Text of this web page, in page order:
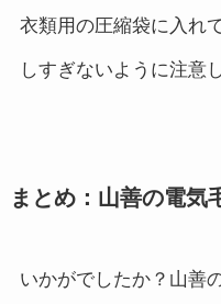
衣類用の圧縮袋に入れ
しすぎないように注意
まとめ：山善の電気
いかがでしたか？山善